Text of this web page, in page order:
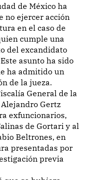
no ejercer acción
en el caso de
cumple una
del excandidato
asunto ha sido
ha admitido un
de la jueza.
General de la
Gertz
exfuncionarios,
de Gortari y al
Beltrones, en
presentadas por
previa